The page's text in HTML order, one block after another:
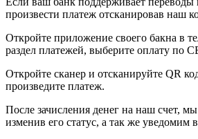
произвести платеж отсканировав наш
Откройте приложение своего бакна в
раздел платежей, выберите оплату по
Откройте сканер и отсканируйте QR
произведите платеж.
После зачисления денег на наш счет,
изменив его статус, а так же уведомим